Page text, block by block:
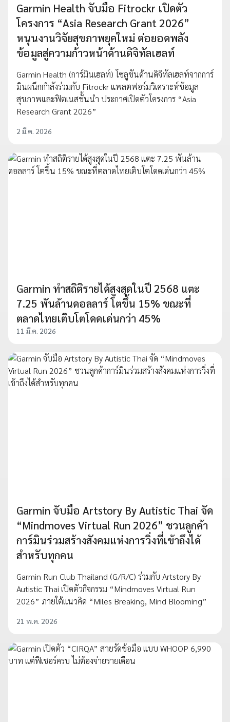
Garmin Health จับมือ Fitrockr เปิดตัว
โครงการ “Asia Research Grant 2026”
หนุนงานวิจัยสุขภาพยุคใหม่ ต่อยอดพลัง
ข้อมูลสู่ความก้าวหน้าด้านดิจิทัลเฮลท์
Garmin Health (การ์มินเฮลท์) โซลูชันด้านดิจิทัลเฮลท์จากการ์
มินผนึกกำลังร่วมกับ Fitrockr แพลตฟอร์มวิเคราะห์ข้อมูล
สุขภาพและฟิตเนสชั้นนำ ประกาศเปิดตัวโครงการ “Asia
Research Grant 2026”
2 มี.ค. 2026
Garmin ทำสถิติรายได้สูงสุดในปี 2568 แตะ
7.25 พันล้านดอลลาร์ โตขึ้น 15% ขณะที่
ตลาดไทยเติบโตโดดเด่นกว่า 45%
11 มี.ค. 2026
Garmin จับมือ Artstory By Autistic Thai จัด
“Mindmoves Virtual Run 2026” ชวนลูกค้า
การ์มินร่วมสร้างสังคมแห่งการวิ่งที่เข้าถึงได้
สำหรับทุกคน
Garmin Run Club Thailand (G/R/C) ร่วมกับ Artstory By
Autistic Thai เปิดตัวกิจกรรม “Mindmoves Virtual Run
2026” ภายใต้แนวคิด “Miles Breaking, Mind Blooming”
21 พ.ค. 2026